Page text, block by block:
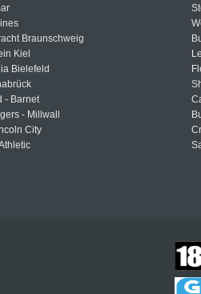
Braunschweig
Kiel
Bielefeld
- Barnet
- Millwall
City